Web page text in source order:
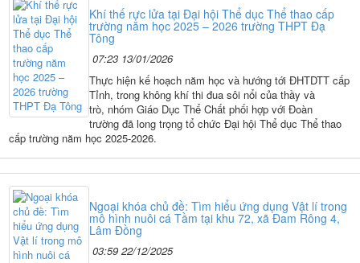
Khí thế rực lửa tại Đại hội Thể dục Thể thao cấp
trường năm học 2025 – 2026 trường THPT Đạ
Tông
07:23 13/01/2026
Thực hiện kế hoạch năm học và hướng tới ĐHTDTT cấp
Tỉnh, trong không khí thi đua sôi nổi của thầy và
trò, nhóm Giáo Dục Thể Chất phối hợp với Đoàn
trường đã long trọng tổ chức Đại hội Thể dục Thể thao
cấp trường năm học 2025-2026.
Ngoại khóa chủ đề: Tìm hiểu ứng dụng Vật lí trong
mô hình nuôi cá Tầm tại khu 72, xã Đam Rông 4,
Lâm Đồng
03:59 22/12/2025